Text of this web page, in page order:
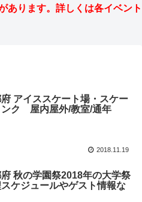
あります。詳しくは各イベント
アイススケート場・スケー
ンク 屋内屋外/教室/通年
2018.11.19
秋の学園祭2018年の大学祭
スケジュールやゲスト情報な